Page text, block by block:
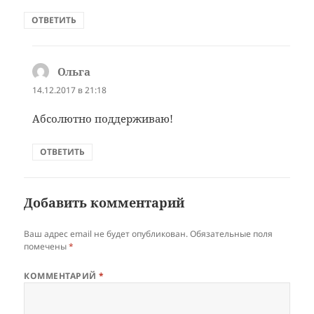
ОТВЕТИТЬ
Ольга
14.12.2017 в 21:18
Абсолютно поддерживаю!
ОТВЕТИТЬ
Добавить комментарий
Ваш адрес email не будет опубликован. Обязательные поля
помечены*
КОММЕНТАРИЙ*